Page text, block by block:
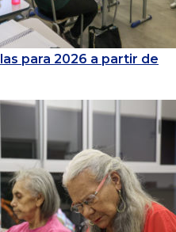
para 2026 a partir de